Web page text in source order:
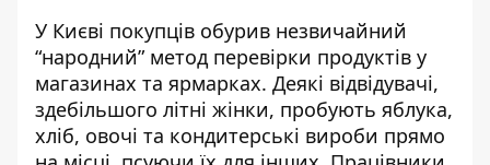
У Києві покупців обурив незвичайний
“народний” метод перевірки продуктів у
магазинах та ярмарках. Деякі відвідувачі,
здебільшого літні жінки, пробують яблука,
хліб, овочі та кондитерські вироби прямо